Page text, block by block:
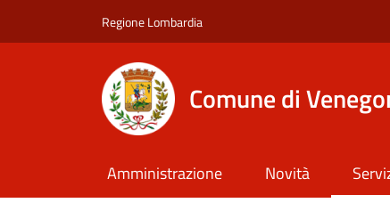
Regione Lombardia
Comune di
Amministrazione Novità